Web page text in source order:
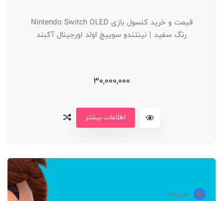
قیمت و خرید کنسول بازی Nintendo Switch OLED
رنگ سفید | نینتندو سوییچ اولد اورجینال آکبند
30,000,000
اطلاعات بیشتر
خبرنامه